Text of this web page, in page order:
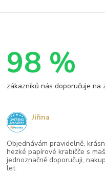
98 %
zákazníků nás doporučuje
Objednávám pravidelně,
hezké papírové krabičče s
jednoznačně doporučuji,
let.
Jiřina